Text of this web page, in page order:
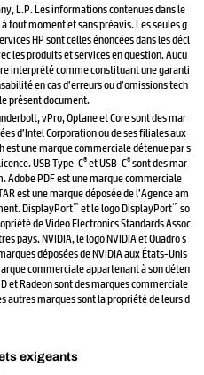
L.P. Les informations contenues dans le
tout moment et sans préavis. Les seules g
HP sont celles énoncées dans les décl
les produits et services en question. Aucu
interprété comme constituant une garanti
en cas d’erreurs ou d’omissions tech
présent document.
vPro, Optane et Core sont des mar
d’Intel Corporation ou de ses filiales aux
est une marque commerciale détenue par s
USB Type-C®et USB-C®sont des mar
Adobe PDF est une marque commerciale
est une marque déposée de l’Agence am
DisplayPort™et le logo DisplayPort™so
de Video Electronics Standards Assoc
pays. NVIDIA, le logo NVIDIA et Quadro s
déposées de NVIDIA aux États-Unis
commerciale appartenant à son déten
et Radeon sont des marques commerciale
autres marques sont la propriété de leurs d
exigeants